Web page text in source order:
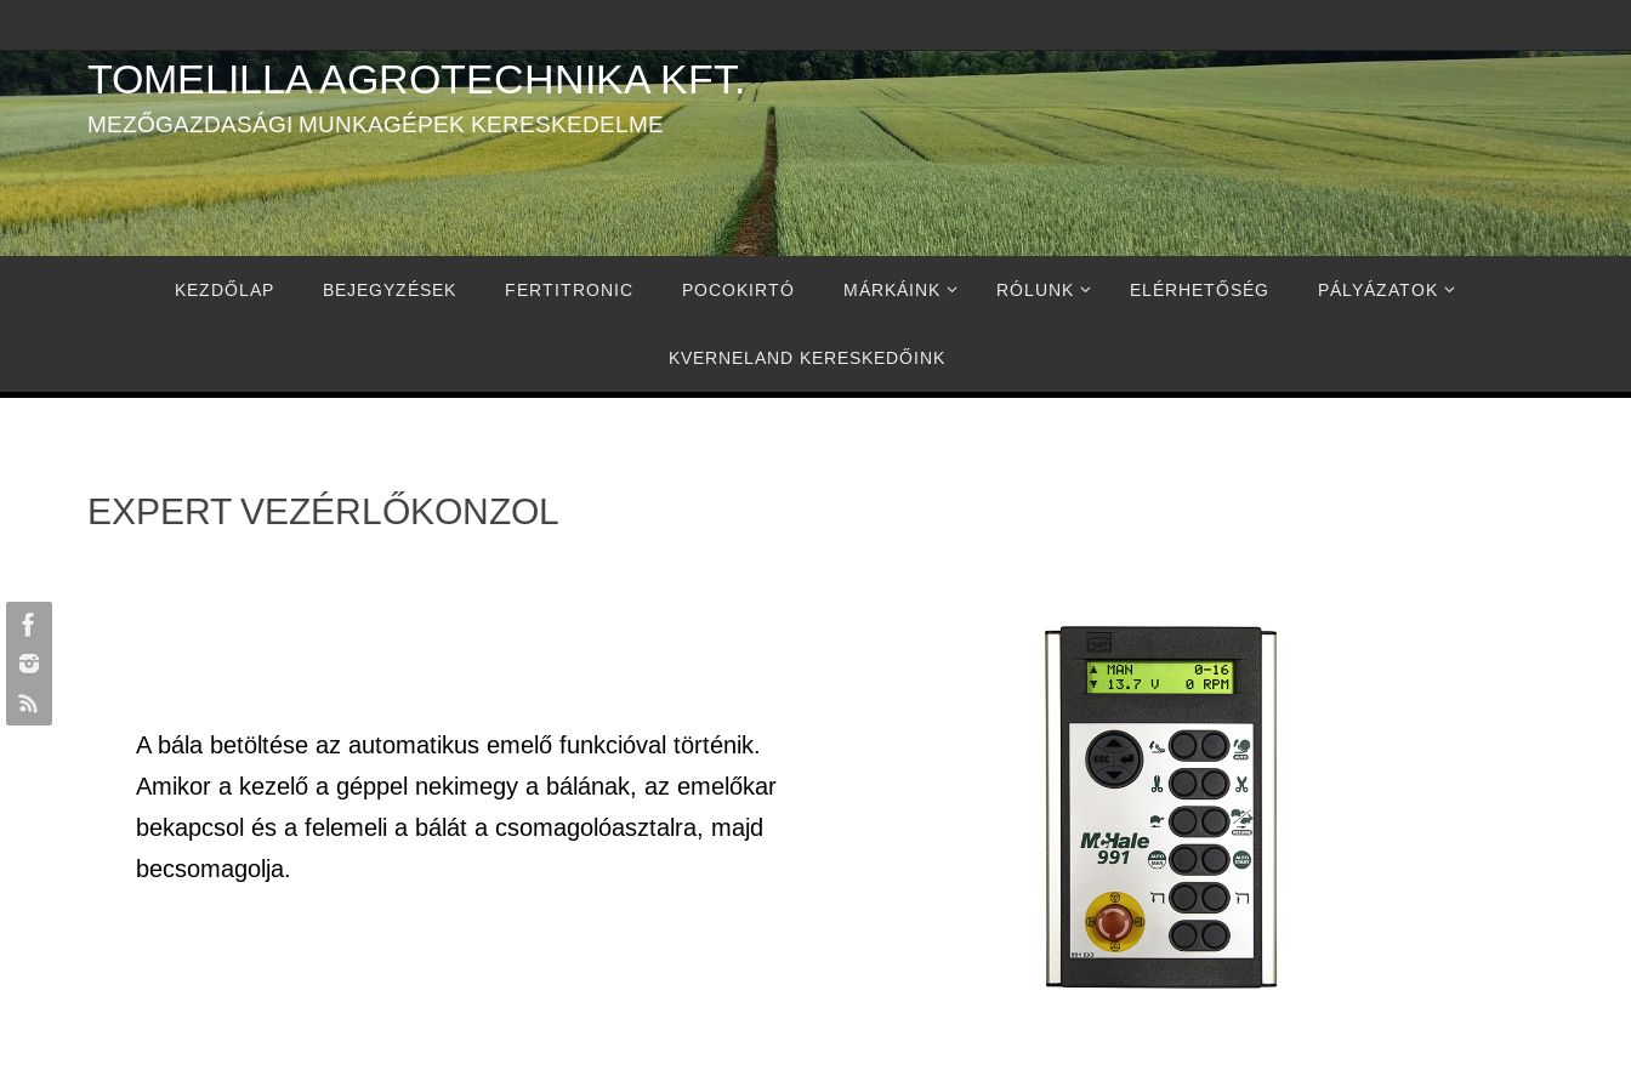
TOMELILLA AGROTECHNIKA KFT.
MEZŐGAZDASÁGI MUNKAGÉPEK KERESKEDELME
KEZDŐLAP BEJEGYZÉSEK FERTITRONIC POCOKIRTÓ MÁRKÁINK RÓLUNK ELÉRHETŐSÉG PÁLYÁZATOK
KVERNELAND KERESKEDŐINK
EXPERT VEZÉRLŐKONZOL
A bála betöltése az automatikus emelő funkcióval történik.
Amikor a kezelő a géppel nekimegy a bálának, az emelőkar
bekapcsol és a felemeli a bálát a csomagolóasztalra, majd
becsomagolja.